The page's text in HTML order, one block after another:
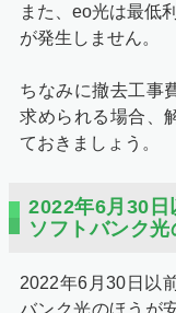
また、eo光は最低
が発生しません。
ちなみに撤去工事
求められる場合、
ておきましょう。
2022年6月30日
ソフトバンク
2022年6月30日以
バンク光のほうが